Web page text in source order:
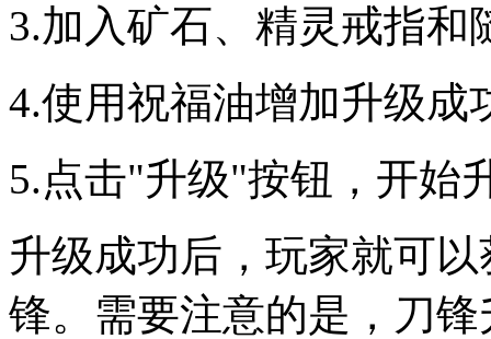
3.加入矿石、精灵戒指和
4.使用祝福油增加升级成
5.点击"升级"按钮，开始
升级成功后，玩家就可
锋。需要注意的是，刀